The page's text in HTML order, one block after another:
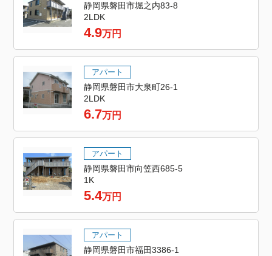
静岡県磐田市堀之内83-8
2LDK
4.9万円
アパート
静岡県磐田市大泉町26-1
2LDK
6.7万円
アパート
静岡県磐田市向笠西685-5
1K
5.4万円
アパート
静岡県磐田市福田3386-1